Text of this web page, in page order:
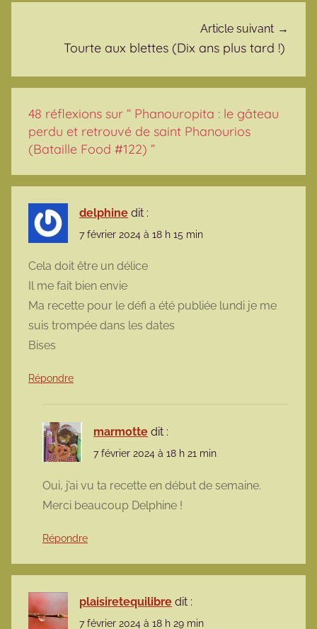
Article suivant
Tourte aux blettes (Dix ans plus tard !)
48 réflexions sur “ Phanouropita : le gâteau
perdu et retrouvé de saint Phanourios
(Bataille Food #122) ”
delphine dit :
7 février 2024 à 18 h 15 min
Cela doit être un délice
Il me fait bien envie
Ma recette pour le défi a été publiée lundi je me
suis trompée dans les dates
Bises
Répondre
marmotte dit :
7 février 2024 à 18 h 21 min
Oui, j’ai vu ta recette en début de semaine.
Merci beaucoup Delphine !
Répondre
plaisiretequilibre dit :
7 février 2024 à 18 h 29 min